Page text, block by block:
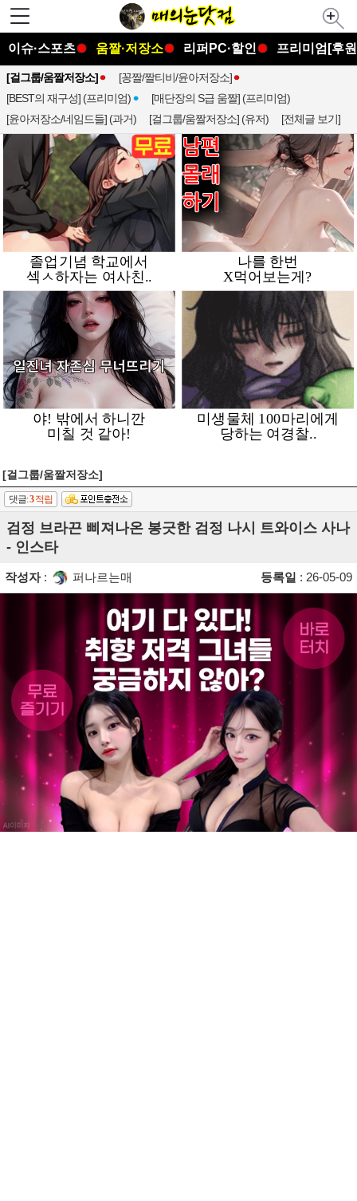
이슈·스포츠 움짤·저장소 리퍼PC·할인 프리미엄[후
[걸그룹/움짤저장소]
[꽁짤/짤티비/윤아저장소]
[BEST의 재구성] (프리미엄)
[매단장의 S급 움짤] (프리미엄)
[윤아저장소/네임드들] (과거)
[걸그룹/움짤저장소] (유저) [전체글 보기]
[걸그룹/움짤저장소]
댓글:3적립
검정 브라끈 삐져나온 봉긋한 검정 나시 트와이스 사나
- 인스타
작성자: 퍼나르는매 등록일 : 26-05-09